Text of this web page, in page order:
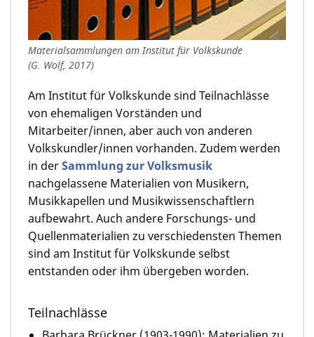
Materialsammlungen am Institut für Volkskunde
(G. Wolf, 2017)
Am Institut für Volkskunde sind Teilnachlässe
von ehemaligen Vorständen und
Mitarbeiter/innen, aber auch von anderen
Volkskundler/innen vorhanden. Zudem werden
in derSammlung zur Volksmusik
nachgelassene Materialien von Musikern,
Musikkapellen und Musikwissenschaftlern
aufbewahrt. Auch andere Forschungs- und
Quellenmaterialien zu verschiedensten Themen
sind am Institut für Volkskunde selbst
entstanden oder ihm übergeben worden.
Teilnachlässe